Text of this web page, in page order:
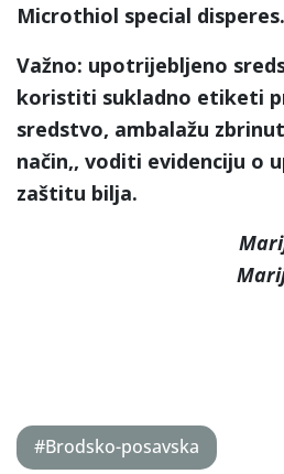
Microthiol special disperes.
Važno: upotrijebljeno
koristiti sukladno etiketi
sredstvo, ambalažu
način,, voditi evidenciju o
zaštitu bilja.
#Brodsko-posavska